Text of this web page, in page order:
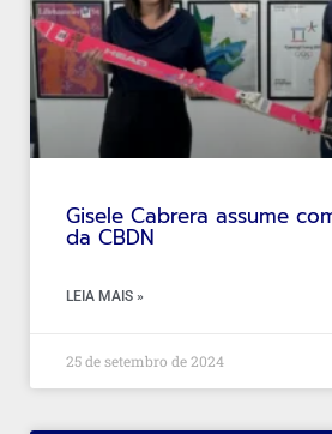
Gisele Cabrera assume
da CBDN
LEIA MAIS »
25 de setembro de 2024